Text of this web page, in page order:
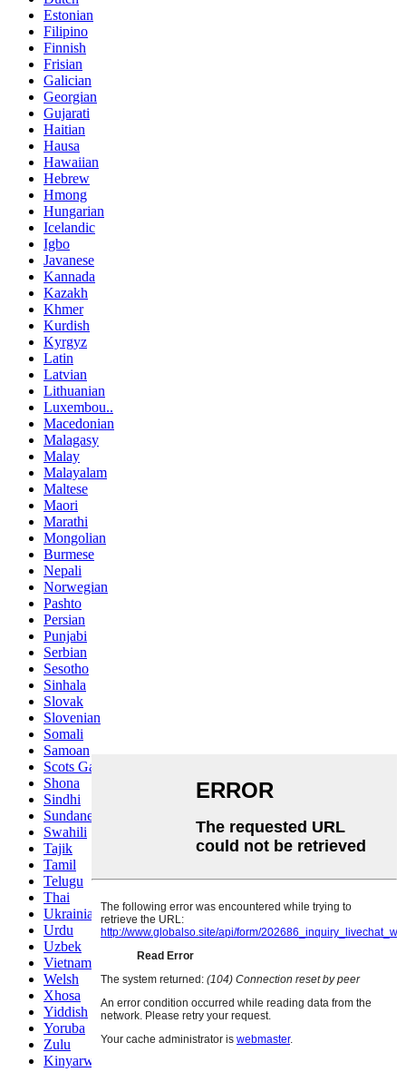
Estonian
Filipino
Finnish
Frisian
Galician
Georgian
Gujarati
Haitian
Hausa
Hawaiian
Hebrew
Hmong
Hungarian
Icelandic
Igbo
Javanese
Kannada
Kazakh
Khmer
Kurdish
Kyrgyz
Latin
Latvian
Lithuanian
Luxembou..
Macedonian
Malagasy
Malay
Malayalam
Maltese
Maori
Marathi
Mongolian
Burmese
Nepali
Norwegian
Pashto
Persian
Punjabi
Serbian
Sesotho
Sinhala
Slovak
Slovenian
Somali
Samoan
Scots Gaelic
Shona
Sindhi
Sundanese
Swahili
Tajik
Tamil
Telugu
Thai
Ukrainian
Urdu
Uzbek
Vietnamese
Welsh
Xhosa
Yiddish
Yoruba
Zulu
Kinyarwanda